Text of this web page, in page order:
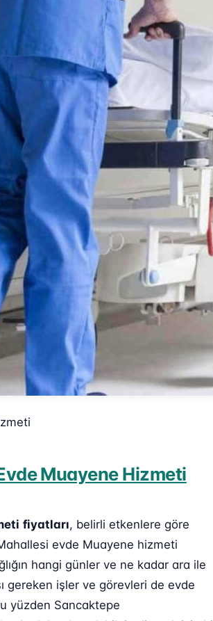
Muayene Hizmeti
fiyatları, belirli etkenlere göre
evde Muayene hizmeti
hangi günler ve ne kadar ara ile
gereken işler ve görevleri de evde
yüzden Sancaktepe